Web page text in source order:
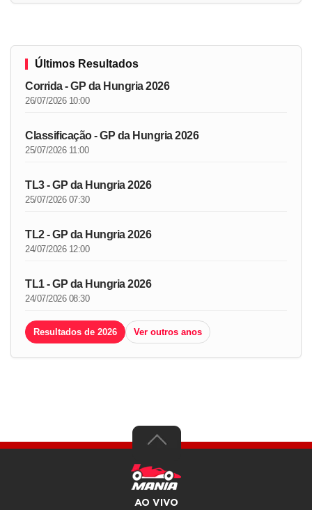
Últimos Resultados
Corrida - GP da Hungria 2026
26/07/2026 10:00
Classificação - GP da Hungria 2026
25/07/2026 11:00
TL3 - GP da Hungria 2026
25/07/2026 07:30
TL2 - GP da Hungria 2026
24/07/2026 12:00
TL1 - GP da Hungria 2026
24/07/2026 08:30
Resultados de 2026 Ver outros anos
AO VIVO